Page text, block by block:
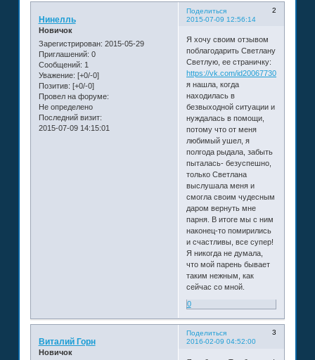
Поделиться
2
2015-07-09 12:56:14
Нинелль
Новичок
Зарегистрирован: 2015-05-29
Приглашений: 0
Сообщений: 1
Уважение: [+0/-0]
Позитив: [+0/-0]
Провел на форуме:
Не определено
Последний визит:
2015-07-09 14:15:01
Я хочу своим отзывом
поблагодарить Светлану
Светлую, ее страничку:
https://vk.com/id200677309
я нашла, когда
находилась в
безвыходной ситуации и
нуждалась в помощи,
потому что от меня
любимый ушел, я
полгода рыдала, забыть
пыталась- безуспешно,
только Светлана
выслушала меня и
смогла своим чудесным
даром вернуть мне
парня. В итоге мы с ним
наконец-то помирились
и счастливы, все супер!
Я никогда не думала,
что мой парень бывает
таким нежным, как
сейчас со мной.
0
Поделиться
3
2016-02-09 04:52:00
Виталий Горн
Новичок